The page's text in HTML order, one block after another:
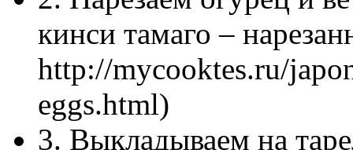
кинси тамаго –
http://mycooktes.ru/
eggs.html)
3. Выкладываем на